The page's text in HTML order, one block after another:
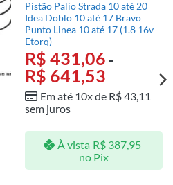
Pistão Palio Strada 10 até 20
Idea Doblo 10 até 17 Bravo
Punto Linea 10 até 17 (1.8 16v
Etorq)
R$ 431,06 -
R$ 641,53
Em até 10x de R$43,11
sem juros
À vista R$ 387,95
no Pix